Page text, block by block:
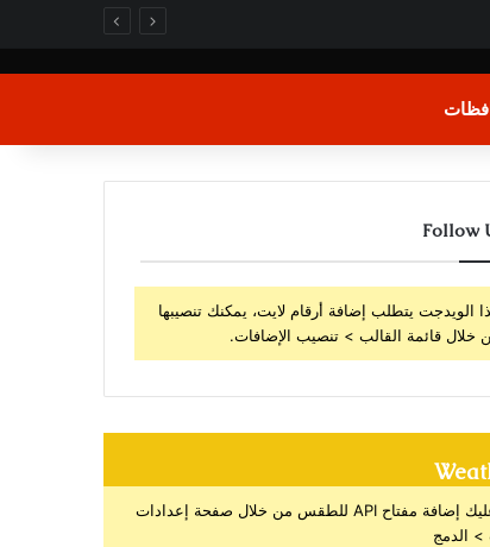
Follow
الويدجت يتطلب إضافة أرقام لايت، يمكنك تنصيبها
خلال قائمة القالب > تنصيب الإضافات.
يجب عليك إضافة مفتاح API للطقس من خلال صفحة إعدادات
> الدمج